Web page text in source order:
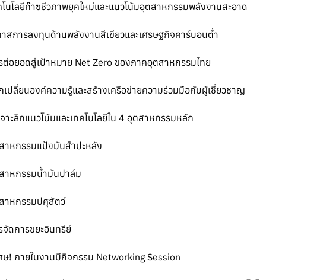
โนโลยีก๊าซชีวภาพยุคใหม่และแนวโน้มอุตสาหกรรมพลังงานสะอาด
าสการลงทุนด้านพลังงานสีเขียวและเศรษฐกิจคาร์บอนต่ำ
ต่อยอดสู่เป้าหมาย Net Zero ของภาคอุตสาหกรรมไทย
เปลี่ยนองค์ความรู้และสร้างเครือข่ายความร่วมมือกับผู้เชี่ยวชาญ
าะลึกแนวโน้มและเทคโนโลยีใน 4 อุตสาหกรรมหลัก
าหกรรมแป้งมันสำปะหลัง
าหกรรมน้ำมันปาล์ม
าหกรรมปศุสัตว์
จัดการขยะอินทรีย์
ษ! ภายในงานมีกิจกรรม Networking Session